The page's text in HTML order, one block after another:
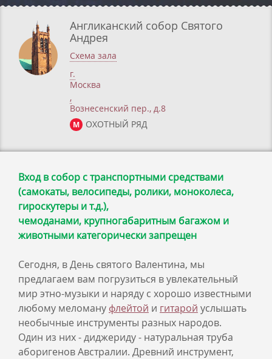
Англиканский собор Святого
Андрея
Схема зала
г.
Москва
,
Вознесенский пер., д.8
М ОХОТНЫЙ РЯД
Вход в собор с транспортными средствами
(самокаты, велосипеды, ролики, моноколеса,
гироскутеры и т.д.),
чемоданами, крупногабаритным багажом и
животными категорически запрещен
Сегодня, в День святого Валентина, мы
предлагаем вам погрузиться в увлекательный
мир этно-музыки и наряду с хорошо известными
любому меломану флейтой и гитарой услышать
необычные инструменты разных народов.
Один из них - диджериду - натуральная труба
аборигенов Австралии. Древний инструмент,